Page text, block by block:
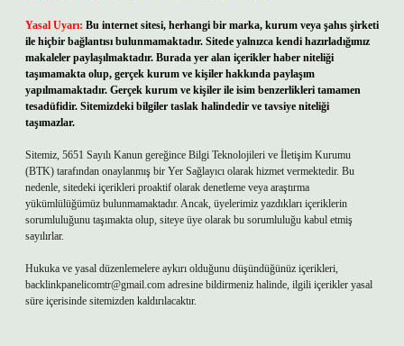
Yasal Uyarı: Bu internet sitesi, herhangi bir marka, kurum veya şahıs şirketi
ile hiçbir bağlantısı bulunmamaktadır. Sitede yalnızca kendi hazırladığımız
makaleler paylaşılmaktadır. Burada yer alan içerikler haber niteliği
taşımamakta olup, gerçek kurum ve kişiler hakkında paylaşım
yapılmamaktadır. Gerçek kurum ve kişiler ile isim benzerlikleri tamamen
tesadüfidir. Sitemizdeki bilgiler taslak halindedir ve tavsiye niteliği
taşımazlar.
Sitemiz, 5651 Sayılı Kanun gereğince Bilgi Teknolojileri ve İletişim Kurumu
(BTK) tarafından onaylanmış bir Yer Sağlayıcı olarak hizmet vermektedir. Bu
nedenle, sitedeki içerikleri proaktif olarak denetleme veya araştırma
yükümlülüğümüz bulunmamaktadır. Ancak, üyelerimiz yazdıkları içeriklerin
sorumluluğunu taşımakta olup, siteye üye olarak bu sorumluluğu kabul etmiş
sayılırlar.
Hukuka ve yasal düzenlemelere aykırı olduğunu düşündüğünüz içerikleri,
backlinkpanelicomtr@gmail.com adresine bildirmeniz halinde, ilgili içerikler yasal
süre içerisinde sitemizden kaldırılacaktır.